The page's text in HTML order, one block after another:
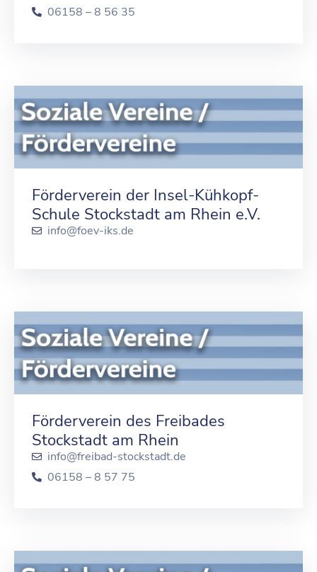
06158 – 8 56 35
Förderverein der Insel-Kühkopf-
Schule Stockstadt am Rhein e.V.
info@foev-iks.de
Förderverein des Freibades
Stockstadt am Rhein
info@freibad-stockstadt.de
06158 – 8 57 75